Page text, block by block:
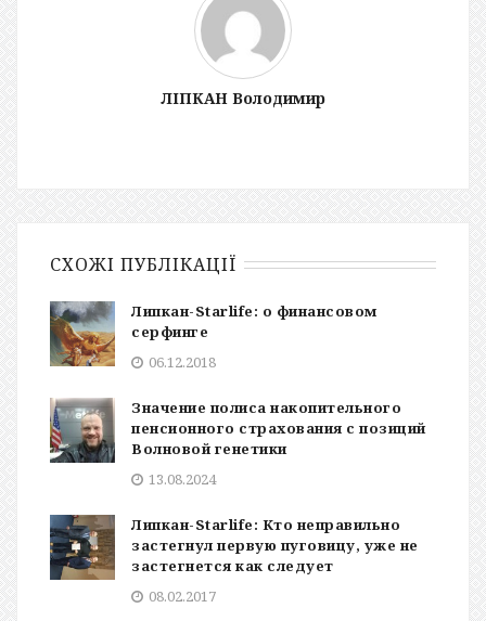
ЛІПКАН Володимир
СХОЖІ ПУБЛІКАЦІЇ
Липкан-Starlife: о финансовом
серфинге
06.12.2018
Значение полиса накопительного
пенсионного страхования с позиций
Волновой генетики
13.08.2024
Липкан-Starlife: Кто неправильно
застегнул первую пуговицу, уже не
застегнется как следует
08.02.2017